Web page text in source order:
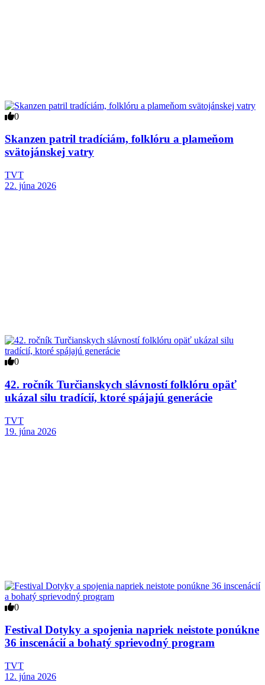
0
Skanzen patril tradíciám, folklóru a plameňom
svätojánskej vatry
TVT
22. júna 2026
0
42. ročník Turčianskych slávností folklóru opäť
ukázal silu tradícií, ktoré spájajú generácie
TVT
19. júna 2026
0
Festival Dotyky a spojenia napriek neistote ponúkne
36 inscenácií a bohatý sprievodný program
TVT
12. júna 2026